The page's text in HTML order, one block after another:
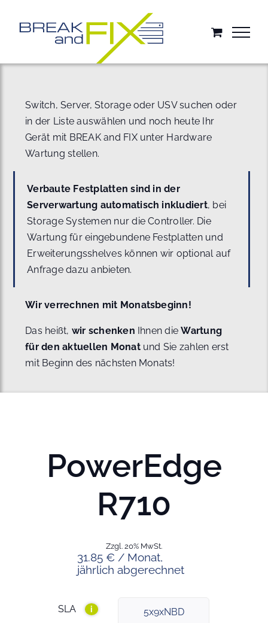
springen
Switch, Server, Storage oder USV suchen oder
in der Liste auswählen und noch heute Ihr
Gerät mit BREAK and FIX unter Hardware
Wartung stellen.
Verbaute Festplatten sind in der
Serverwartung automatisch inkludiert, bei
Storage Systemen nur die Controller. Die
Wartung für eingebundene Festplatten und
Erweiterungsshelves können wir optional auf
Anfrage dazu anbieten.
Wir verrechnen mit Monatsbeginn!
Das heißt, wir schenken Ihnen dieWartung
für den aktuellen Monat und Sie zahlen erst
mit Beginn des nächsten Monats!
PowerEdge
R710
31.85 € / Monat,
jährlich abgerechnet
Zzgl. 20% MwSt.
SLA i 5x9xNBD